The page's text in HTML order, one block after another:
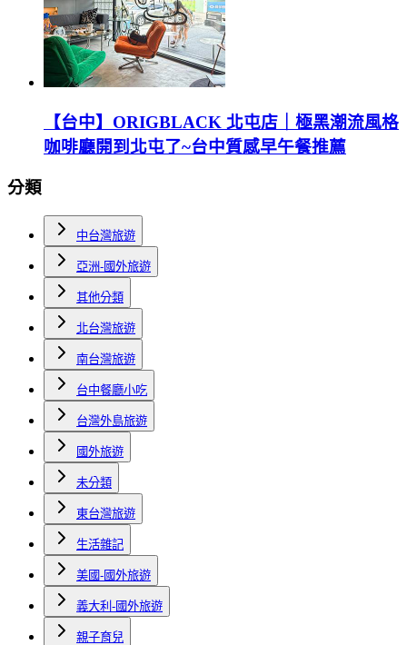
【台中】ORIGBLACK 北屯店｜極黑潮流風格
咖啡廳開到北屯了~台中質感早午餐推薦
分類
中台灣旅遊
亞洲-國外旅遊
其他分類
北台灣旅遊
南台灣旅遊
台中餐廳小吃
台灣外島旅遊
國外旅遊
未分類
東台灣旅遊
生活雜記
美國-國外旅遊
義大利-國外旅遊
親子育兒